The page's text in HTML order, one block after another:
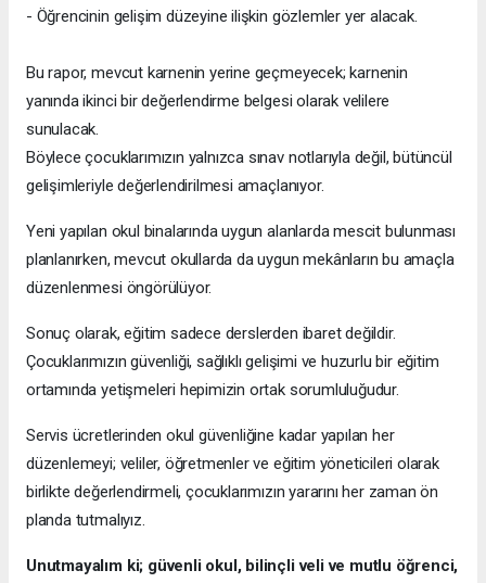
- Öğrencinin gelişim düzeyine ilişkin gözlemler yer alacak.
Bu rapor, mevcut karnenin yerine geçmeyecek; karnenin
yanında ikinci bir değerlendirme belgesi olarak velilere
sunulacak.
Böylece çocuklarımızın yalnızca sınav notlarıyla değil, bütüncül
gelişimleriyle değerlendirilmesi amaçlanıyor.
Yeni yapılan okul binalarında uygun alanlarda mescit bulunması
planlanırken, mevcut okullarda da uygun mekânların bu amaçla
düzenlenmesi öngörülüyor.
Sonuç olarak, eğitim sadece derslerden ibaret değildir.
Çocuklarımızın güvenliği, sağlıklı gelişimi ve huzurlu bir eğitim
ortamında yetişmeleri hepimizin ortak sorumluluğudur.
Servis ücretlerinden okul güvenliğine kadar yapılan her
düzenlemeyi; veliler, öğretmenler ve eğitim yöneticileri olarak
birlikte değerlendirmeli, çocuklarımızın yararını her zaman ön
planda tutmalıyız.
Unutmayalım ki; güvenli okul, bilinçli veli ve mutlu öğrenci,